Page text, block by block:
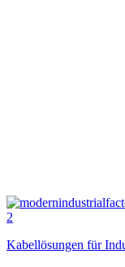
Kabellösungen für